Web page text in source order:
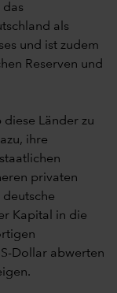
das
als
und ist zudem
Reserven und
Länder zu
ihre
privaten
Kapital in die
Dollar abwerten